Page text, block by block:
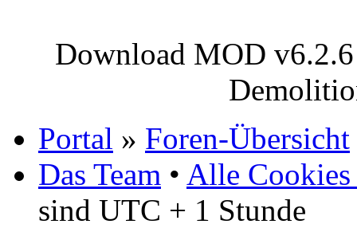
Download MOD
Portal » Foren-Übersicht
Das Team • Alle Cookies
sind UTC + 1 Stunde